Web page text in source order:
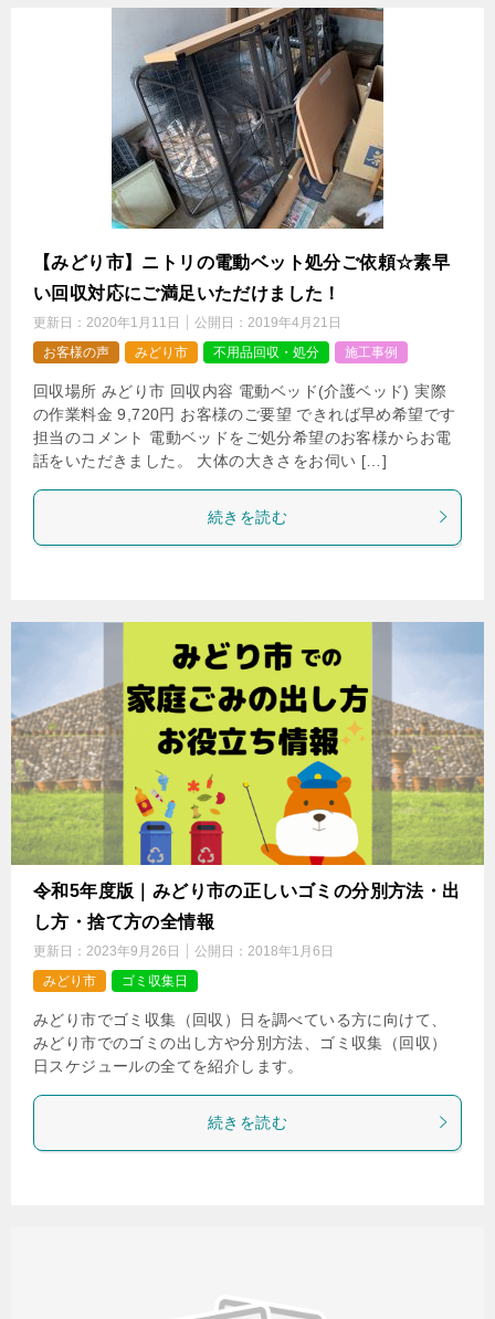
【みどり市】ニトリの電動ベット処分ご依頼☆素早
い回収対応にご満足いただけました！
更新日： 2020年1月11日 公開日： 2019年4月21日
お客様の声
みどり市 不用品回収・処分 施工事例
回収場所 みどり市 回収内容 電動ベッド(介護ベッド) 実際
の作業料金 9,720円 お客様のご要望 できれば早め希望です
担当のコメント 電動ベッドをご処分希望のお客様からお電
話をいただきました。 大体の大きさをお伺い […]
続きを読む
令和5年度版｜みどり市の正しいゴミの分別方法・出
し方・捨て方の全情報
更新日： 2023年9月26日 公開日： 2018年1月6日
みどり市
ゴミ収集日
みどり市でゴミ収集（回収）日を調べている方に向けて、
みどり市でのゴミの出し方や分別方法、ゴミ収集（回収）
日スケジュールの全てを紹介します。
続きを読む